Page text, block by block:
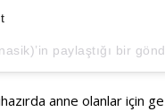
paylaştığı bir
anne olanlar için